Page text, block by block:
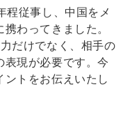
程従事し、中国をメ
わってきました。
だけでなく、相手の
現が必要です。今
トをお伝えいたし